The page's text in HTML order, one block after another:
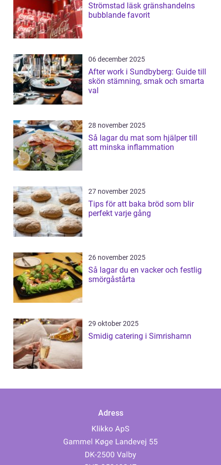
Strömstad läsk gränshandelns
bubblande favorit
06 december 2025
After work i Sundbyberg: Guide till
skön stämning, smak och smarta
val
28 november 2025
Så lagar du mat som hjälper till
att minska inflammation
27 november 2025
Tips för att baka bröd som blir
perfekt varje gång
26 november 2025
Så lagar du en vacker och festlig
smörgåstårta
29 oktober 2025
Smidig catering i Simrishamn
Adress